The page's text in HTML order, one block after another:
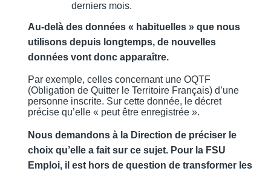
derniers mois.
Au-delà des données « habituelles » que nous
utilisons depuis longtemps, de nouvelles
données vont donc apparaître.
Par exemple, celles concernant une OQTF
(Obligation de Quitter le Territoire Français) d’une
personne inscrite. Sur cette donnée, le décret
précise qu’elle « peut être enregistrée ».
Nous demandons à la Direction de préciser le
choix qu’elle a fait sur ce sujet. Pour la FSU
Emploi, il est hors de question de transformer les